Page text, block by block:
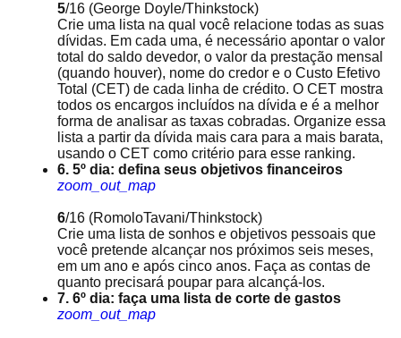
5/16 (George Doyle/Thinkstock)
Crie uma lista na qual você relacione todas as suas
dívidas. Em cada uma, é necessário apontar o valor
total do saldo devedor, o valor da prestação mensal
(quando houver), nome do credor e o Custo Efetivo
Total (CET) de cada linha de crédito. O CET mostra
todos os encargos incluídos na dívida e é a melhor
forma de analisar as taxas cobradas. Organize essa
lista a partir da dívida mais cara para a mais barata,
usando o CET como critério para esse ranking.
6. 5º dia: defina seus objetivos financeiros
zoom_out_map
6/16 (RomoloTavani/Thinkstock)
Crie uma lista de sonhos e objetivos pessoais que
você pretende alcançar nos próximos seis meses,
em um ano e após cinco anos. Faça as contas de
quanto precisará poupar para alcançá-los.
7. 6º dia: faça uma lista de corte de gastos
zoom_out_map